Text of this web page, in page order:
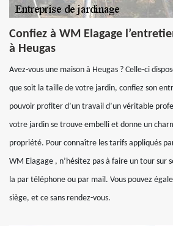
Confiez à WM Elagage
à Heugas
Avez-vous une maison à Heugas ? Celle-ci
que soit la taille de votre jardin, confiez son
pouvoir profiter d’un travail d’un véritable
votre jardin se trouve embelli et donne un
propriété. Pour connaître les tarifs appliqués
WM Elagage , n’hésitez pas à faire un tour sur
la par téléphone ou par mail. Vous pouvez
siège, et ce sans rendez-vous.